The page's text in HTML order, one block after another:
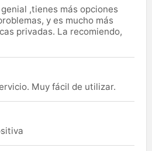
,tienes más opciones
y es mucho más
privadas. La recomiendo,
Muy fácil de utilizar.